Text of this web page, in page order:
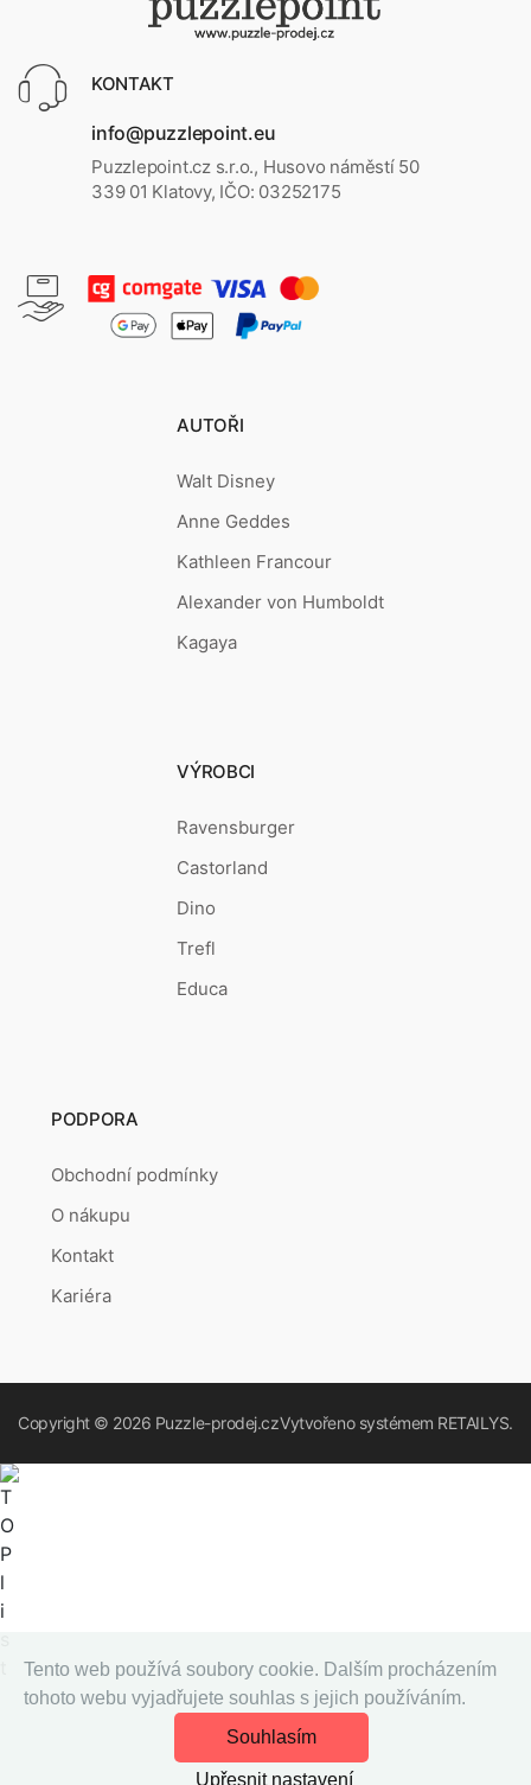
KONTAKT
info@puzzlepoint.eu
Puzzlepoint.cz s.r.o., Husovo náměstí 50
339 01 Klatovy, IČO: 03252175
AUTOŘI
Walt Disney
Anne Geddes
Kathleen Francour
Alexander von Humboldt
Kagaya
VÝROBCI
Ravensburger
Castorland
Dino
Trefl
Educa
PODPORA
Obchodní podmínky
O nákupu
Kontakt
Kariéra
Copyright © 2026 Puzzle-prodej.czVytvořeno systémem RETAILYS.
Tento web používá soubory cookie. Dalším procházením
tohoto webu vyjadřujete souhlas s jejich používáním.
Souhlasím
Upřesnit nastavení